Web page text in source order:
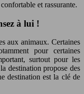
et rassurante.
à lui !
aux animaux. Certaines
pour certaines
surtout pour les
destination propose des
destination est la clé de